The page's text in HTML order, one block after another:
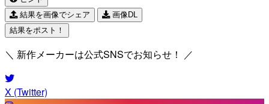
結果を画像でシェア
画像DL
結果をポスト！
＼ 新作メーカーは公式SNSでお知らせ！ ／
X (Twitter)